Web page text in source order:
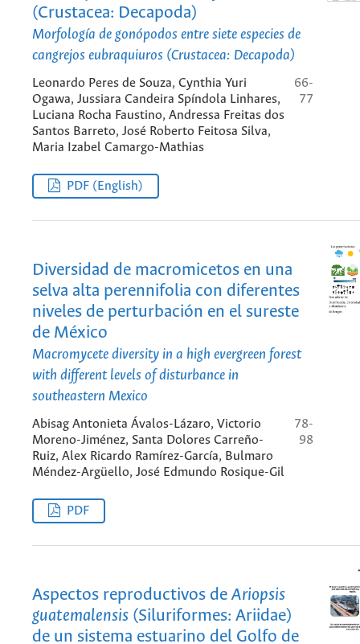
(Crustacea: Decapoda)
Morfología de gonópodos entre siete especies de
cangrejos eubraquiuros (Crustacea: Decapoda)
Leonardo Peres de Souza, Cynthia Yuri
Ogawa, Jussiara Candeira Spíndola Linhares,
Luciana Rocha Faustino, Andressa Freitas dos
Santos Barreto, José Roberto Feitosa Silva,
Maria Izabel Camargo-Mathias
66-
77
PDF (English)
Diversidad de macromicetos en una
selva alta perennifolia con diferentes
niveles de perturbación en el sureste
de México
Macromycete diversity in a high evergreen forest
with different levels of disturbance in
southeastern Mexico
Abisag Antonieta Ávalos-Lázaro, Victorio
Moreno-Jiménez, Santa Dolores Carreño-
Ruiz, Alex Ricardo Ramírez-García, Bulmaro
Méndez-Argüello, José Edmundo Rosique-Gil
78-
98
PDF
Aspectos reproductivos deAriopsis
guatemalensis (Siluriformes: Ariidae)
de un sistema estuarino del Golfo de